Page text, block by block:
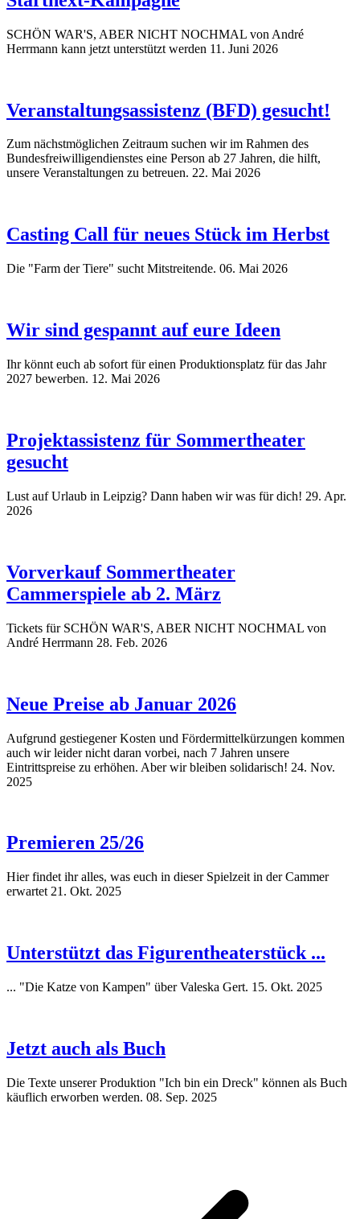
SCHÖN WAR'S, ABER NICHT NOCHMAL von André
Herrmann kann jetzt unterstützt werden 11. Juni 2026
Veranstaltungsassistenz (BFD) gesucht!
Zum nächstmöglichen Zeitraum suchen wir im Rahmen des
Bundesfreiwilligendienstes eine Person ab 27 Jahren, die hilft,
unsere Veranstaltungen zu betreuen. 22. Mai 2026
Casting Call für neues Stück im Herbst
Die "Farm der Tiere" sucht Mitstreitende. 06. Mai 2026
Wir sind gespannt auf eure Ideen
Ihr könnt euch ab sofort für einen Produktionsplatz für das Jahr
2027 bewerben. 12. Mai 2026
Projektassistenz für Sommertheater
gesucht
Lust auf Urlaub in Leipzig? Dann haben wir was für dich! 29. Apr.
2026
Vorverkauf Sommertheater
Cammerspiele ab 2. März
Tickets für SCHÖN WAR'S, ABER NICHT NOCHMAL von
André Herrmann 28. Feb. 2026
Neue Preise ab Januar 2026
Aufgrund gestiegener Kosten und Fördermittelkürzungen kommen
auch wir leider nicht daran vorbei, nach 7 Jahren unsere
Eintrittspreise zu erhöhen. Aber wir bleiben solidarisch! 24. Nov.
2025
Premieren 25/26
Hier findet ihr alles, was euch in dieser Spielzeit in der Cammer
erwartet 21. Okt. 2025
Unterstützt das Figurentheaterstück ...
... "Die Katze von Kampen" über Valeska Gert. 15. Okt. 2025
Jetzt auch als Buch
Die Texte unserer Produktion "Ich bin ein Dreck" können als Buch
käuflich erworben werden. 08. Sep. 2025